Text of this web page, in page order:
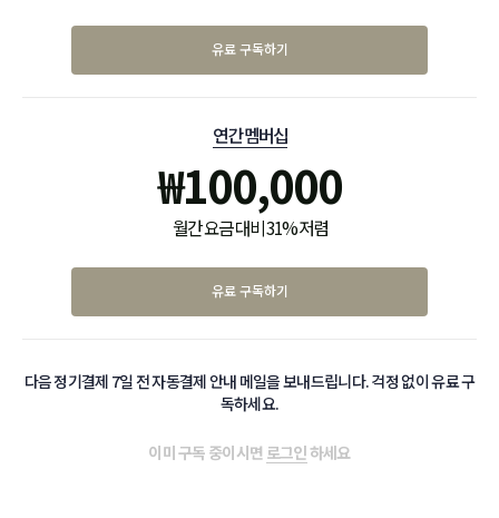
유료 구독하기
연간 멤버십
₩100,000
월간 요금 대비 31% 저렴
유료 구독하기
다음 정기결제 7일 전 자동결제 안내 메일을 보내드립니다. 걱정 없이 유료 구
독하세요.
이미 구독 중이시면 로그인하세요